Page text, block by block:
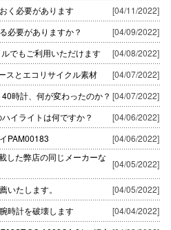
く必要があります
[04/11/2022]
必要がありますか？
[04/09/2022]
でもご利用いただけます
[04/08/2022]
スとエコリサイクル素材
[04/07/2022]
時計、何が変わったのか？ [04/07/2022]
イライトは何ですか？
[04/06/2022]
PAM00183
[04/06/2022]
した弊店の同じメーカーな
[04/05/2022]
いたします。
[04/05/2022]
時計を破壊します
[04/04/2022]